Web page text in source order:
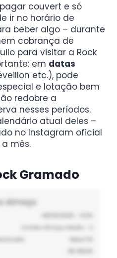
couvert e só
ir no horário de
beber algo – durante
cobrança de
para visitar a Rock
em datas
etc.), pode
e lotação bem
redobre a
nesses períodos.
atual deles –
no Instagram oficial
mês.
Gramado